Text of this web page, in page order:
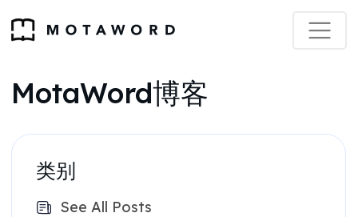
MotaWord博客
类别
See All Posts